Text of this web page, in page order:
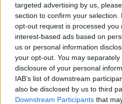
targeted advertising by us,
section to confirm your
opt-out request is processed you
interest-based ads based on
us or personal information
your opt-out. You may
disclosure of your personal
IAB’s list of downstream
also be disclosed by us to third
Downstream Participants that
05/08/2026
Ισόπαλο το πρωτο φιλικό
Ουρμπίνο
05/08/2026
Προς στρατηγική
Πανεπιστημίου Πατρών